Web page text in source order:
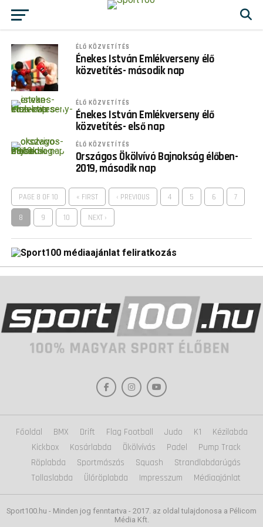
ÉLŐ KÖZVETÍTÉS
Énekes István Emlékverseny élő
közvetítés- második nap
ÉLŐ KÖZVETÍTÉS
Énekes István Emlékverseny élő
közvetítés- első nap
ÉLŐ KÖZVETÍTÉS
Országos Ökölvívó Bajnokság élőben-
2019, második nap
PAGE 8 OF 10 « FIRST ‹ PREVIOUS 4 5 6 7
8 9 10 NEXT ›
Főoldal BMX Drift Flag Football Judo K1
Kézilabda
Kickbox
Kosárlabda Ökölvívás Padel
Pump Track
Röplabda
Sportmászás Squash
Strandlabdarúgás
Tollaslabda
Ülőröplabda Impresszum Médiaajánlat
Sport100.hu - Minden jog fenntartva - 2017. az oldal tulajdonosa a Pélicom
Média Kft.